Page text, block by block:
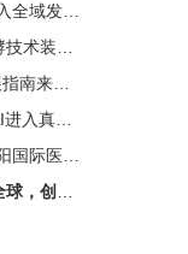
展新阶段
博览会
来了！
落地时代
械展览会
动健康